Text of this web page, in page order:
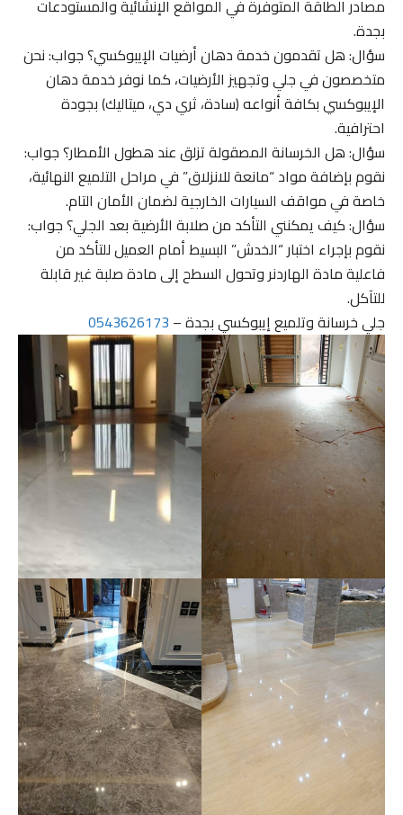
مصادر الطاقة المتوفرة في المواقع الإنشائية والمستودعات
بجدة.
سؤال: هل تقدمون خدمة دهان أرضيات الإيبوكسي؟ جواب: نحن
متخصصون في جلي وتجهيز الأرضيات، كما نوفر خدمة دهان
الإيبوكسي بكافة أنواعه (سادة، ثري دي، ميتاليك) بجودة
احترافية.
سؤال: هل الخرسانة المصقولة تزلق عند هطول الأمطار؟ جواب:
نقوم بإضافة مواد “مانعة للانزلاق” في مراحل التلميع النهائية،
خاصة في مواقف السيارات الخارجية لضمان الأمان التام.
سؤال: كيف يمكنني التأكد من صلابة الأرضية بعد الجلي؟ جواب:
نقوم بإجراء اختبار “الخدش” البسيط أمام العميل للتأكد من
فاعلية مادة الهاردنر وتحول السطح إلى مادة صلبة غير قابلة
للتآكل.
جلي خرسانة وتلميع إيبوكسي بجدة –0543626173